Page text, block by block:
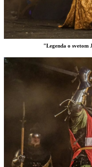
"Legenda o